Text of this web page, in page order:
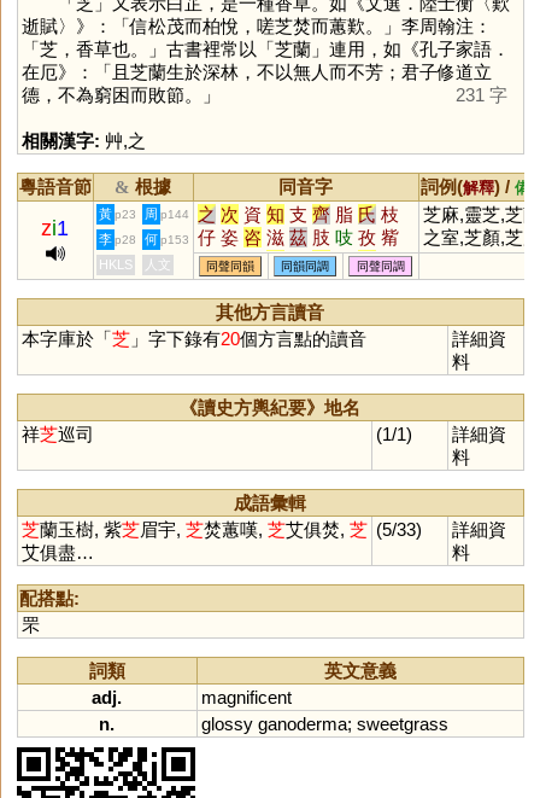
逝賦〉》：「信松茂而柏悅，嗟芝焚而蕙歎。」李周翰注：
「芝，香草也。」古書裡常以「芝蘭」連用，如《孔子家語．
在厄》：「且芝蘭生於深林，不以無人而不芳；君子修道立
德，不為窮困而敗節。」
231 字
相關漢字: 艸,之
粵語音節 & 根據 同音字 詞例(解釋) / 備
zi1
黃 p23 周 p144 之 次 資 知 支 齊 脂 氏 枝
仔 姿 咨 滋 茲 肢 吱 孜 觜
恣 訾 輜 淄 齎 貲 蜘 祗 梔
鯔 砥 泜 髭 緇 齜 孳 榰 甾
鎡 鼒 菑 錙 呲 嵫 卮 孖 觶
㞢 葘 䊷 𢆶 秖 栥 趑 胝 疧 玆
疻 齍 鮨 鳷 鄑 澬 胑 袛
搘 椥 粢 胾 衼 鶅 鈭 臸 秶
秪 紎 蒫 諮 椔 璾 崰 汥 栺
芝麻,靈芝,芝蘭
之室,芝顏,芝麻
官
李 p28 何 p153
HKLS 人文 同聲同韻 同韻同調 同聲同調
其他方言讀音
本字庫於「芝」字下錄有20個方言點的讀音
詳細資
料
《讀史方輿紀要》地名
祥芝巡司 (1/1)
詳細資
料
成語彙輯
芝蘭玉樹, 紫芝眉宇, 芝焚蕙嘆, 芝艾俱焚, 芝
艾俱盡…
(5/33)
詳細資
料
配搭點:
罘
詞類
英文意義
adj.
magnificent
n.
glossy ganoderma; sweetgrass